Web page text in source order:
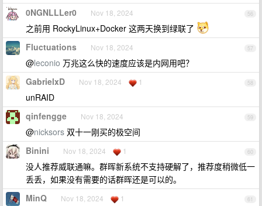
56
0NGNLLLer0 Nov 18, 2024
之前用 RockyLinux+Docker 这两天换到绿联了
57
Fluctuations Nov 18, 2024
@leconio 万兆这么快的速度应该是内网用吧？
58
GabrielxD Nov 18, 2024 1
unRAID
59
qinfengge Nov 18, 2024
@nicksors 双十一刚买的极空间
60
Binini Nov 18, 2024 1
没人推荐威联通嘛。群晖新系统不支持硬解了，推荐度稍微低一
丢丢，如果没有需要的话群晖还是可以的。
61
MinQ Nov 18, 2024 1